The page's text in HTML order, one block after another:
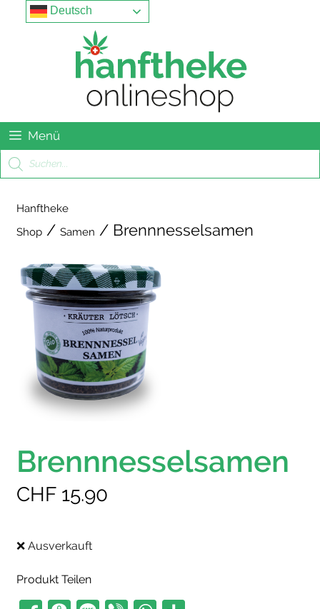
Springe
Menu
Menü
Products
search
Hanftheke
Shop / Samen / Brennnesselsamen
Brennnesselsamen
CHF 15.90
❌ Ausverkauft
Produkt Teilen
Deutsch